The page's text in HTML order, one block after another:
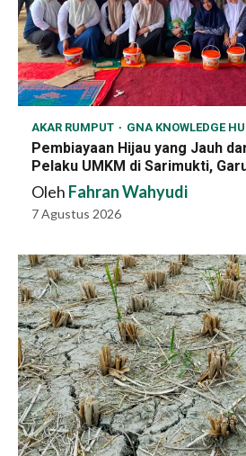
AKAR RUMPUT GNA KNOWLEDGE
Pembiayaan Hijau yang Jauh
Pelaku UMKM di Sarimukti,
Oleh Fahran Wahyudi
7 Agustus 2026